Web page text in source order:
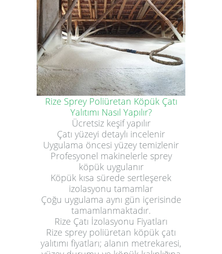
Rize Sprey Poliüretan Köpük Çatı
Yalıtımı Nasıl Yapılır?
Ücretsiz keşif yapılır
Çatı yüzeyi detaylı incelenir
Uygulama öncesi yüzey temizlenir
Profesyonel makinelerle sprey
köpük uygulanır
Köpük kısa sürede sertleşerek
izolasyonu tamamlar
Çoğu uygulama aynı gün içerisinde
tamamlanmaktadır.
Rize Çatı İzolasyonu Fiyatları
Rize sprey poliüretan köpük çatı
yalıtımı fiyatları; alanın metrekaresi,